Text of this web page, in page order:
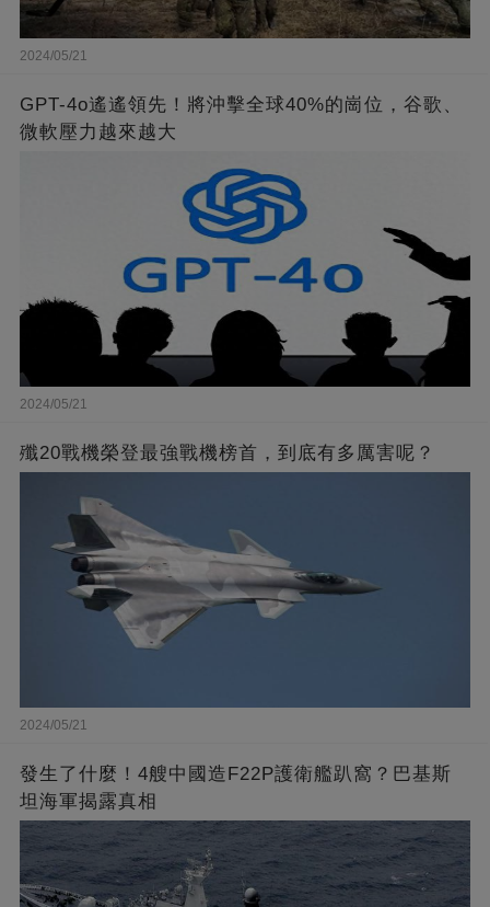
2024/05/21
GPT-4o遙遙領先！將沖擊全球40%的崗位，谷歌、
微軟壓力越來越大
2024/05/21
殲20戰機榮登最強戰機榜首，到底有多厲害呢？
2024/05/21
發生了什麼！4艘中國造F22P護衛艦趴窩？巴基斯
坦海軍揭露真相